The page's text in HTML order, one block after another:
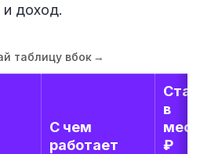
и доход.
таблицу вбок→
С чем
работает
в
₽